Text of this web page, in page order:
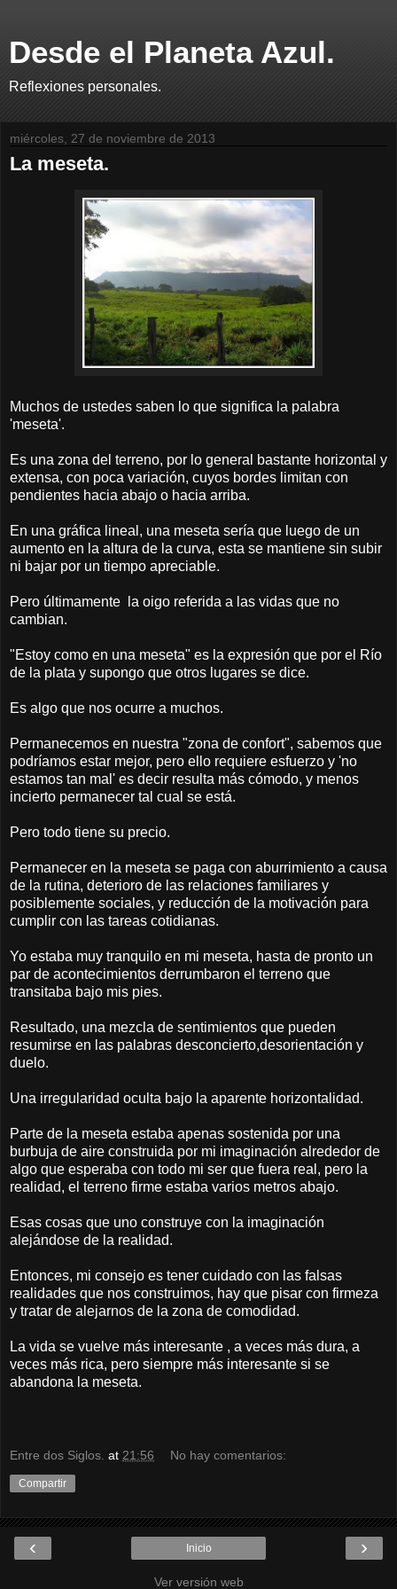
Desde el Planeta Azul.
Reflexiones personales.
miércoles, 27 de noviembre de 2013
La meseta.
Muchos de ustedes saben lo que significa la palabra
'meseta'.
Es una zona del terreno, por lo general bastante horizontal y
extensa, con poca variación, cuyos bordes limitan con
pendientes hacia abajo o hacia arriba.
En una gráfica lineal, una meseta sería que luego de un
aumento en la altura de la curva, esta se mantiene sin subir
ni bajar por un tiempo apreciable.
Pero últimamente la oigo referida a las vidas que no
cambian.
"Estoy como en una meseta" es la expresión que por el Río
de la plata y supongo que otros lugares se dice.
Es algo que nos ocurre a muchos.
Permanecemos en nuestra "zona de confort", sabemos que
podríamos estar mejor, pero ello requiere esfuerzo y 'no
estamos tan mal' es decir resulta más cómodo, y menos
incierto permanecer tal cual se está.
Pero todo tiene su precio.
Permanecer en la meseta se paga con aburrimiento a causa
de la rutina, deterioro de las relaciones familiares y
posiblemente sociales, y reducción de la motivación para
cumplir con las tareas cotidianas.
Yo estaba muy tranquilo en mi meseta, hasta de pronto un
par de acontecimientos derrumbaron el terreno que
transitaba bajo mis pies.
Resultado, una mezcla de sentimientos que pueden
resumirse en las palabras desconcierto,desorientación y
duelo.
Una irregularidad oculta bajo la aparente horizontalidad.
Parte de la meseta estaba apenas sostenida por una
burbuja de aire construida por mi imaginación alrededor de
algo que esperaba con todo mi ser que fuera real, pero la
realidad, el terreno firme estaba varios metros abajo.
Esas cosas que uno construye con la imaginación
alejándose de la realidad.
Entonces, mi consejo es tener cuidado con las falsas
realidades que nos construimos, hay que pisar con firmeza
y tratar de alejarnos de la zona de comodidad.
La vida se vuelve más interesante , a veces más dura, a
veces más rica, pero siempre más interesante si se
abandona la meseta.
Entre dos Siglos. at 21:56 No hay comentarios:
Compartir
‹ ›
Inicio
Ver versión web